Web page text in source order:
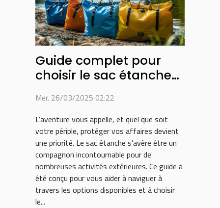
Guide complet pour
choisir le sac étanche
activité
Mer. 26/03/2025 02:22
L'aventure vous appelle, et quel que soit
votre périple, protéger vos affaires devient
une priorité. Le sac étanche s'avère être un
compagnon incontournable pour de
nombreuses activités extérieures. Ce guide a
été conçu pour vous aider à naviguer à
travers les options disponibles et à choisir
le...